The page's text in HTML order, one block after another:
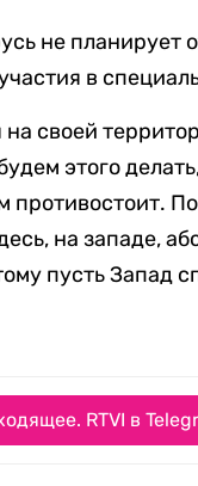
не планирует
в
своей
этого
на западе,
пусть Запад
RTVI в